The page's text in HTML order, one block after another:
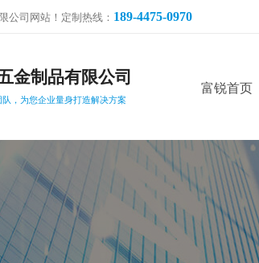
公司网站！定制热线： 189-4475-0970
金制品有限公司
，为您企业量身打造解决方案
富锐首页